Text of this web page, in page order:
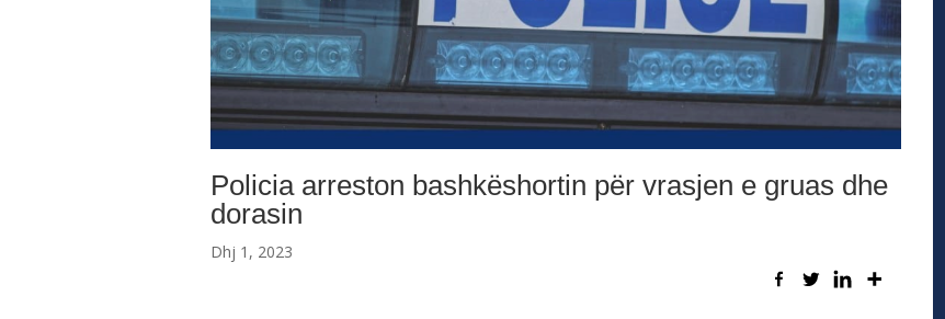
Policia arreston bashkëshortin për vrasjen e gruas dhe
dorasin
Dhj 1, 2023